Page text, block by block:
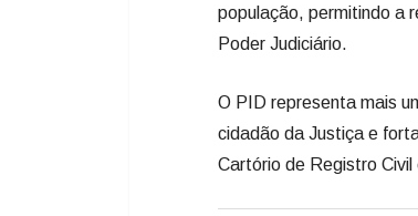
população, permitindo a
Poder Judiciário.
O PID representa mais
cidadão da Justiça e
Cartório de Registro